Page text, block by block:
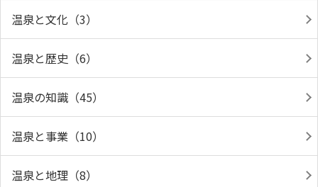
温泉と文化（3）
温泉と歴史（6）
温泉の知識（45）
温泉と事業（10）
温泉と地理（8）